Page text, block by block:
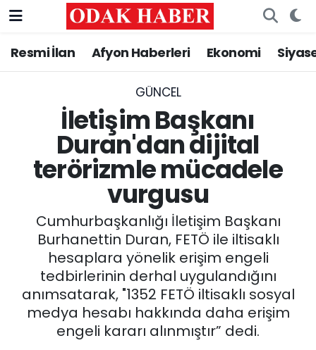
Resmi İlan Afyon Haberleri Ekonomi
GÜNCEL
İletişim Başkanı
Duran'dan dijital
terörizmle mücadele
vurgusu
Cumhurbaşkanlığı İletişim Başkanı
Burhanettin Duran, FETÖ ile iltisaklı
hesaplara yönelik erişim engeli
tedbirlerinin derhal uygulandığını
anımsatarak, "1352 FETÖ iltisaklı sosyal
medya hesabı hakkında daha erişim
engeli kararı alınmıştır” dedi.
AFYONKARAHİSAR HABERLERİ
ASAYİŞ
GÜNCEL
EĞİTİM
MAGAZİN
SAĞLIK
SPOR
Nöbetçi Eczaneler
Trafik Durumu
Süper Lig Puan Durumu ve Fikstür
Tüm Manşetler
Son Dakika Haberleri
Haber Arşivi